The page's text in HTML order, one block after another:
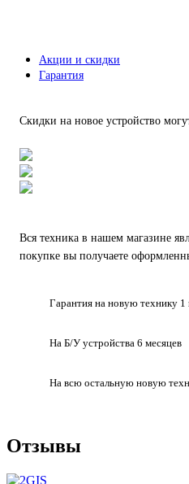
Акции и скидки
Гарантия
Скидки на новое устройство
Вся техника в нашем магазине
покупке вы получаете
Гарантия на новую технику 1
На Б/У устройства 6 месяцев
На всю остальную новую
Отзывы